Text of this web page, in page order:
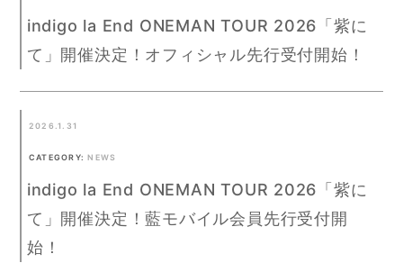
indigo la End ONEMAN TOUR 2026「紫に
て」開催決定！オフィシャル先行受付開始！
2026.1.31
CATEGORY: NEWS
indigo la End ONEMAN TOUR 2026「紫に
て」開催決定！藍モバイル会員先行受付開
始！